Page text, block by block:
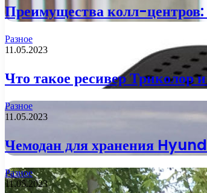
Преимущества колл-
Разное
11.05.2023
Что такое ресивер Триколор
Разное
11.05.2023
Чемодан для хранения
Разное
11.05.2023